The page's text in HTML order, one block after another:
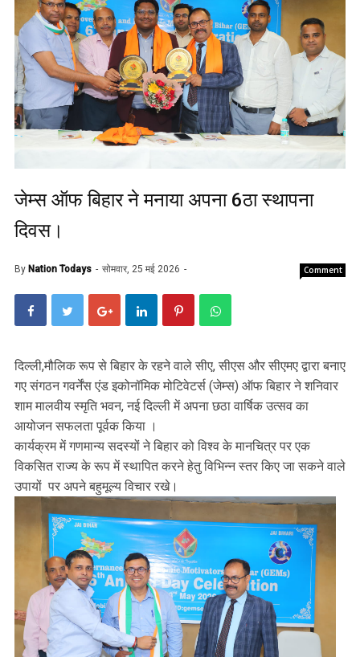
जेम्स ऑफ बिहार ने मनाया अपना 6ठा स्थापना
दिवस।
By Nation Todays सोमवार, 25 मई 2026 Comment
दिल्ली,मौलिक रूप से बिहार के रहने वाले सीए, सीएस और सीएमए द्वारा बनाए
गए संगठन गवर्नेंस एंड इकोनॉमिक मोटिवेटर्स (जेम्स) ऑफ बिहार ने शनिवार
शाम मालवीय स्मृति भवन, नई दिल्ली में अपना छठा वार्षिक उत्सव का
आयोजन सफलता पूर्वक किया ।
कार्यक्रम में गणमान्य सदस्यों ने बिहार को विश्व के मानचित्र पर एक
विकसित राज्य के रूप में स्थापित करने हेतु विभिन्न स्तर किए जा सकने वाले
उपायों पर अपने बहुमूल्य विचार रखे।